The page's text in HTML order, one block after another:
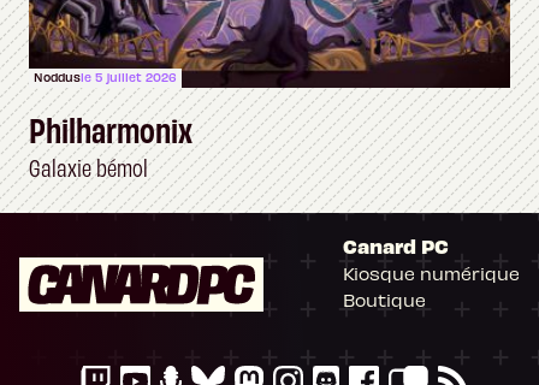
Noddusle 5 juillet 2026
Philharmonix
Galaxie bémol
Canard PC
Kiosque numérique
Boutique